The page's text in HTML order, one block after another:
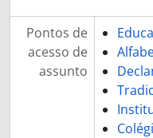
Pontos de
acesso de
assunto